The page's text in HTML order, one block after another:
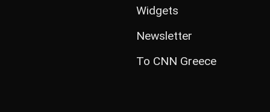
Widgets
Newsletter
Το CNN Greece